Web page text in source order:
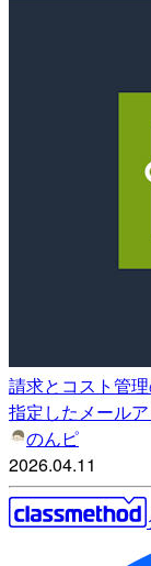
請求とコスト管
指定したメール
のんピ
2026.04.11